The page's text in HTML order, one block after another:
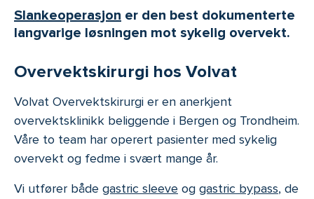
Slankeoperasjon er den best dokumenterte
langvarige løsningen mot sykelig overvekt.
Overvektskirurgi hos Volvat
Volvat Overvektskirurgi er en anerkjent
overvektsklinikk beliggende i Bergen og Trondheim.
Våre to team har operert pasienter med sykelig
overvekt og fedme i svært mange år.
Vi utfører både gastric sleeve og gastric bypass, de